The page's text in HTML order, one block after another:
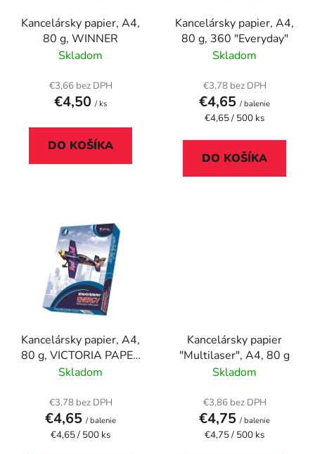
Kancelársky papier, A4,
80 g, WINNER
Skladom
€3,66 bez DPH
€4,50 / ks
DO KOŠÍKA
Kancelársky papier, A4,
80 g, 360 "Everyday"
Skladom
€3,78 bez DPH
€4,65 / balenie
Jednotková
€4,65 / 500 ks
DO KOŠÍKA
Kancelársky papier, A4,
80 g, VICTORIA PAPER
"Balance Energy"
Skladom
€3,78 bez DPH
€4,65 / balenie
Jednotková
€4,65 / 500 ks
Kancelársky papier
"Multilaser", A4, 80 g
Skladom
€3,86 bez DPH
€4,75 / balenie
Jednotková
€4,75 / 500 ks